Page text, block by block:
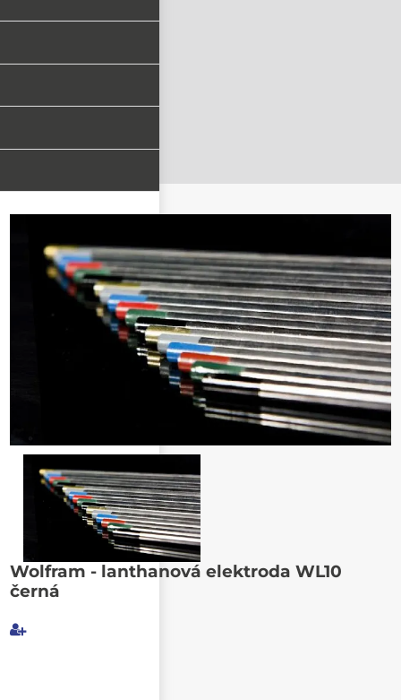
Wolfram - lanthanová elektroda WL10
černá
Poslat známému